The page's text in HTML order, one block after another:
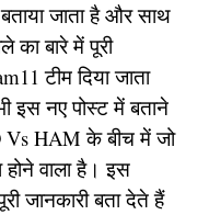
जाता है और साथ
का बारे में पूरी
टीम दिया जाता
इस नए पोस्ट में बताने
Vs HAM के बीच में जो
वाला है। इस
जानकारी बता देते हैं